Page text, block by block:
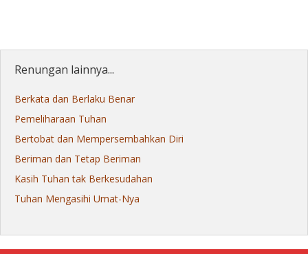
Renungan lainnya...
Berkata dan Berlaku Benar
Pemeliharaan Tuhan
Bertobat dan Mempersembahkan Diri
Beriman dan Tetap Beriman
Kasih Tuhan tak Berkesudahan
Tuhan Mengasihi Umat-Nya